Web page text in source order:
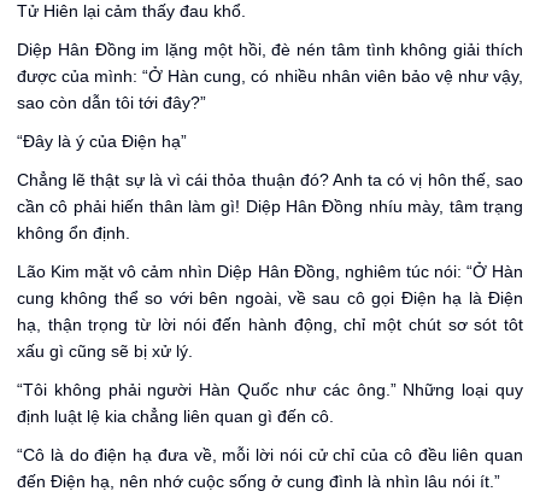
Tử Hiên lại cảm thấy đau khổ.
Diệp Hân Đồng im lặng một hồi, đè nén tâm tình không giải thích
được của mình: “Ở Hàn cung, có nhiều nhân viên bảo vệ như vậy,
sao còn dẫn tôi tới đây?”
“Đây là ý của Điện hạ”
Chẳng lẽ thật sự là vì cái thỏa thuận đó? Anh ta có vị hôn thế, sao
cần cô phải hiến thân làm gì! Diệp Hân Đồng nhíu mày, tâm trạng
không ổn định.
Lão Kim mặt vô cảm nhìn Diệp Hân Đồng, nghiêm túc nói: “Ở Hàn
cung không thể so với bên ngoài, về sau cô gọi Điện hạ là Điện
hạ, thận trọng từ lời nói đến hành động, chỉ một chút sơ sót tôt
xấu gì cũng sẽ bị xử lý.
“Tôi không phải người Hàn Quốc như các ông.” Những loại quy
định luật lệ kia chẳng liên quan gì đến cô.
“Cô là do điện hạ đưa về, mỗi lời nói cử chỉ của cô đều liên quan
đến Điện hạ, nên nhớ cuộc sống ở cung đình là nhìn lâu nói ít.”